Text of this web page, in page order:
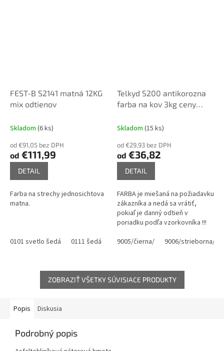
FEST-B S2141 matná 12KG
mix odtienov
Skladom (6 ks)
od €91,05 bez DPH
od €111,99
DETAIL
Farba na strechy jednosichtova
matna.
0101 svetlo šedá 0111 šedá 0280 hnedá 0840 červenohnedá
Telkyd S200 antikorozna
farba na kov 3kg ceny
pozri
Skladom (15 ks)
od €29,93 bez DPH
od €36,82
DETAIL
FARBA je miešaná na požiadavku
zákazníka a nedá sa vrátiť,
pokiaľ je danný odtieň v
poriadku podľa vzorkovníka !!!
pololesklá,miešanie podla...
9005/čierna/ 9006/strieborna/
ZOBRAZIŤ VŠETKY SÚVISIACE PRODUKTY
Popis Diskusia
Podrobný popis